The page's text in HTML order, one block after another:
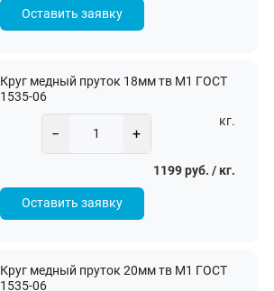
Оставить заявку
Круг медный пруток 18мм тв М1 ГОСТ
1535-06
− +
кг.
1199 руб. / кг.
Оставить заявку
Круг медный пруток 20мм тв М1 ГОСТ
1535-06